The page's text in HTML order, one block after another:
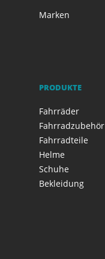
Marken
PRODUKTE
Fahrräder
Fahrradzubehör
Fahrradteile
Helme
Schuhe
Bekleidung